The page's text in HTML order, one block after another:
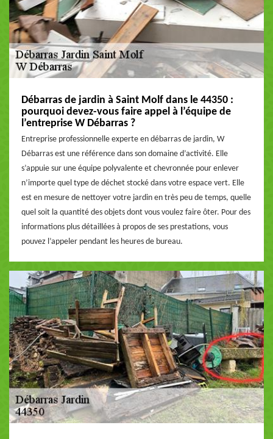
Débarras de jardin à Saint Molf dans le 44350 :
pourquoi devez-vous faire appel à l’équipe de
l’entreprise W Débarras ?
Entreprise professionnelle experte en débarras de jardin, W
Débarras est une référence dans son domaine d’activité. Elle
s’appuie sur une équipe polyvalente et chevronnée pour enlever
n’importe quel type de déchet stocké dans votre espace vert. Elle
est en mesure de nettoyer votre jardin en très peu de temps, quelle
quel soit la quantité des objets dont vous voulez faire ôter. Pour des
informations plus détaillées à propos de ses prestations, vous
pouvez l’appeler pendant les heures de bureau.